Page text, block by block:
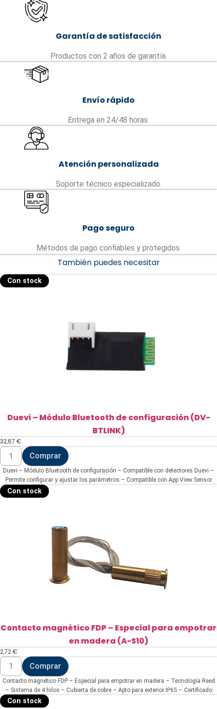
Garantía de satisfacción
Productos con 2 años de garantía.
Envío rápido
Entrega en 24/48 horas.
Atención personalizada
Soporte técnico especializado.
Pago seguro
Métodos de pago confiables y protegidos.
También puedes necesitar
Con stock
Duevi – Módulo Bluetooth de configuración (DV-
BTLINK)
32,67 €
Duevi
Módulo
Bluetooth
de
configuración
(DV-
Comprar
Duevi – Módulo Bluetooth de configuración – Compatible con detectores Duevi –
Permite configurar y ajustar los parámetros – Compatible con App View Sensor
Con stock
Contacto magnético FDP – Especial para empotrar
en madera (A-S10)
2,72€
Contacto
magnético
FDP
Especial
para
empotrar
Comprar
Contacto magnético FDP – Especial para empotrar en madera – Tecnología Reed
– Sistema de 4 hilos – Cubierta de cobre – Apto para exterior IP65 – Certificado
Con stock